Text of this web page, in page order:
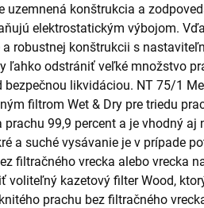
uzemnená konštrukcia a
elektrostatickým výbojom.
robustnej konštrukcii s
ľahko odstrániť veľké množstvo
bezpečnou likvidáciou. NT 75/1
filtrom Wet & Dry pre triedu
99,9 percent a je vhodný aj
a suché vysávanie je v prípade
filtračného vrecka alebo vrecka
voliteľný kazetový filter Wood,
prachu bez filtračného